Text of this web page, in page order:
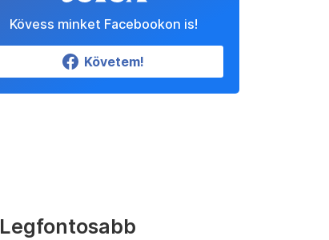
Kövess minket Facebookon is!
Követem!
Legfontosabb